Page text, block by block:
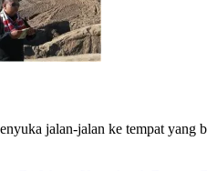
jalan-jalan ke tempat